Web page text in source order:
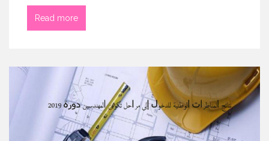
Read more